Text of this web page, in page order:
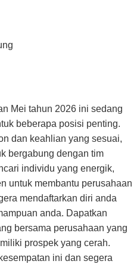
Mei tahun 2026 ini sedang
beberapa posisi penting.
dan keahlian yang sesuai,
bergabung dengan tim
individu yang energik,
untuk membantu perusahaan
mendaftarkan diri anda
anda. Dapatkan
bersama perusahaan yang
prospek yang cerah.
ini dan segera